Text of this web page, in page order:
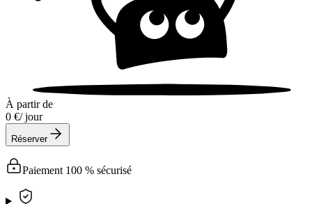
À partir de
0 €/ jour
Réserver
Paiement 100 % sécurisé